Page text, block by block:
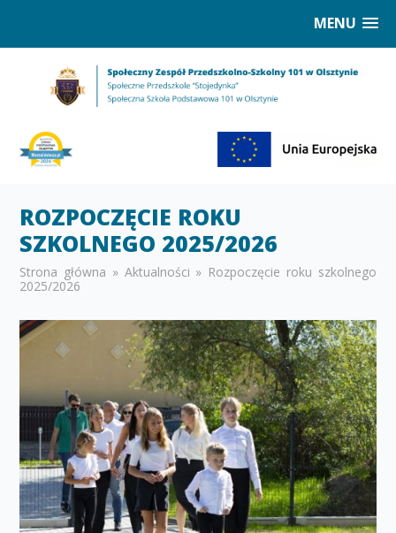
MENU
ROZPOCZĘCIE ROKU
SZKOLNEGO 2025/2026
Strona główna » Aktualności » Rozpoczęcie roku szkolnego
2025/2026